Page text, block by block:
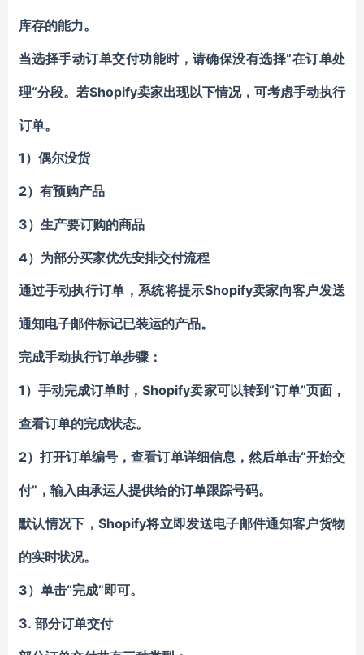
库存的能力。
当选择手动订单交付功能时，请确保没有选择“在订单处
理“分段。 若Shopify卖家出现以下情况，可考虑手动执行
订单。
1） 偶尔没货
2） 有预购产品
3） 生产要订购的商品
4）为部分买家优先安排交付流程
通过手动执行订单，系统将提示Shopify卖家向客户发送
通知电子邮件标记已装运的产品。
完成手动执行订单步骤：
1）手动完成订单时，Shopify卖家可以转到“订单”页面，
查看订单的完成状态。
2）打开订单编号 ，查看订单详细信息，然后单击“开始交
付” ， 输入由承运人提供给的订单跟踪号码。
默认情况下， Shopify将立即发送电子邮件通知客户货物
的实时状况。
3） 单击“完成” 即可。
3. 部分订单交付